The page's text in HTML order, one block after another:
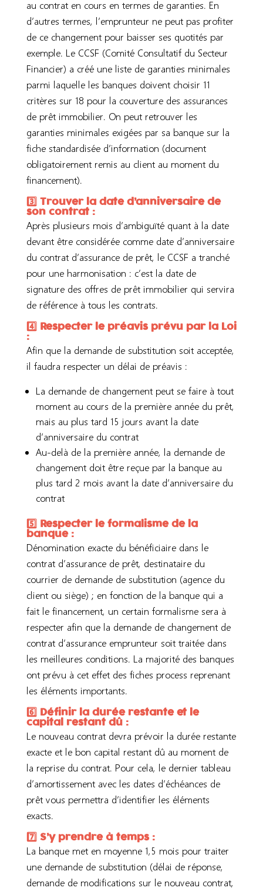
au contrat en cours en termes de garanties. En
d’autres termes, l’emprunteur ne peut pas profiter
de ce changement pour baisser ses quotités par
exemple. Le CCSF (Comité Consultatif du Secteur
Financier) a créé une liste de garanties minimales
parmi laquelle les banques doivent choisir 11
critères sur 18 pour la couverture des assurances
de prêt immobilier. On peut retrouver les
garanties minimales exigées par sa banque sur la
fiche standardisée d’information (document
obligatoirement remis au client au moment du
financement).
3️⃣ Trouver la date d’anniversaire de
son contrat :
Après plusieurs mois d’ambiguïté quant à la date
devant être considérée comme date d’anniversaire
du contrat d’assurance de prêt, le CCSF a tranché
pour une harmonisation : c’est la date de
signature des offres de prêt immobilier qui servira
de référence à tous les contrats.
4️⃣ Respecter le préavis prévu par la Loi
:
Afin que la demande de substitution soit acceptée,
il faudra respecter un délai de préavis :
La demande de changement peut se faire à tout
moment au cours de la première année du prêt,
mais au plus tard 15 jours avant la date
d’anniversaire du contrat
Au-delà de la première année, la demande de
changement doit être reçue par la banque au
plus tard 2 mois avant la date d’anniversaire du
contrat
5️⃣ Respecter le formalisme de la
banque :
Dénomination exacte du bénéficiaire dans le
contrat d’assurance de prêt, destinataire du
courrier de demande de substitution (agence du
client ou siège) ; en fonction de la banque qui a
fait le financement, un certain formalisme sera à
respecter afin que la demande de changement de
contrat d’assurance emprunteur soit traitée dans
les meilleures conditions. La majorité des banques
ont prévu à cet effet des fiches process reprenant
les éléments importants.
6️⃣ Définir la durée restante et le
capital restant dû :
Le nouveau contrat devra prévoir la durée restante
exacte et le bon capital restant dû au moment de
la reprise du contrat. Pour cela, le dernier tableau
d’amortissement avec les dates d’échéances de
prêt vous permettra d’identifier les éléments
exacts.
7️⃣ S’y prendre à temps :
La banque met en moyenne 1,5 mois pour traiter
une demande de substitution (délai de réponse,
demande de modifications sur le nouveau contrat,